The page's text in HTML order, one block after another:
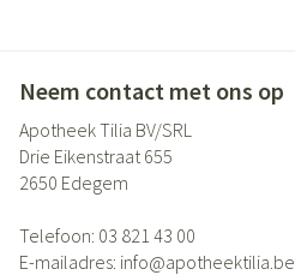
Neem contact met ons op
Apotheek Tilia BV/SRL
Drie Eikenstraat 655
2650 Edegem
Telefoon: 03 821 43 00
E-mailadres: info@apotheektilia.be